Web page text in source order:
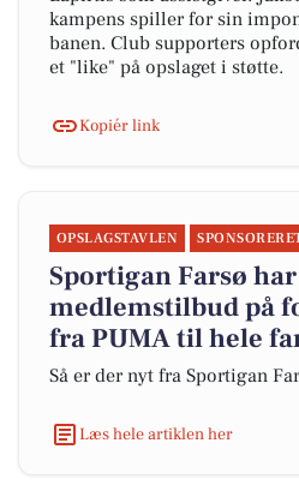
kampens spiller for sin
banen. Club supporters
et "like" på opslaget i støtte.
Kopiér link
OPSLAGSTAVLEN
Sportigan Farsø har
medlemstilbud på
fra PUMA til hele
Så er der nyt fra Sportigan
Læs hele artiklen her